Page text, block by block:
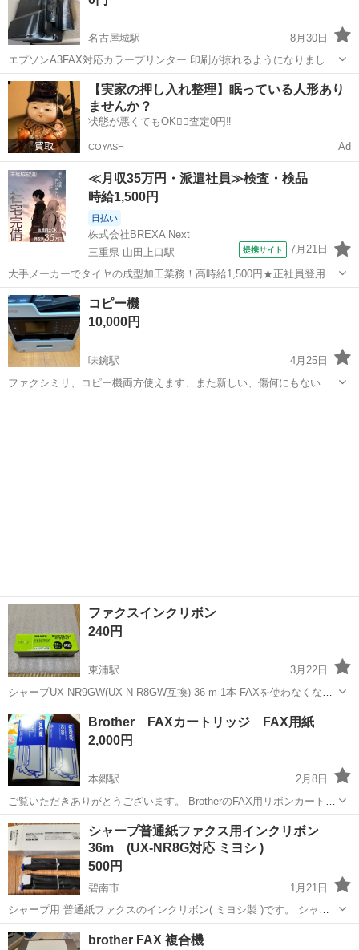
名古屋城駅
8月30日
エプソンA3FAX対応カラープリンター 印刷が掠れるようになりまし
た。 他は問題なく使えますが、ノークレームノーリターンでお願い致
します。
愛知 名古屋市 名古屋城駅 電話、ＦＡＸ エプソン
【実家の押し入れ整理】眠っている人形あり
ませんか？
状態が悪くてもOK🙆‍♀️査定0円‼️
COYASH Ad
≪月収35万円・派遣社員≫検査・検品
時給1,500円
日払い
株式会社BREXA Next
三重県 山田上口駅
提携サイト 7月21日
大手メーカーでタイヤの成型加工業務！高時給1,500円★正社員登用制
度あり！ワンルーム寮完備！マイカー通勤OK！無料駐車場あり！《三
重県伊勢市》 人気の工場のお仕事 ◇タイヤの製造◇ トラック・バ
ス・RV車用を中心とした...
三重 伊勢市 山田上口駅
コピー機
10,000円
味鋺駅
4月25日
ファクシミリ、コピー機両方使えます、また新しい、傷何にもない、
ファクスインクリボン
240円
東浦駅
3月22日
シャープUX-NR9GW(UX-N R8GW互換) 36 m 1本 FAXを使わなくなっ
たので出品します。 格安でいかがでしょうか？ 手渡しでお願いします
3\22値下げしました。
愛知 知多郡 電話、ＦＡＸ
Brother FAXカートリッジ FAX用紙
2,000円
本郷駅
2月8日
ご覧いただきありがとうございます。 BrotherのFAX用リボンカートリ
ッジ 2本 FAX用紙です。 FAXを使わなくなったので、どなたかお使
いいただける方に。 対応機種はたくさんあるので、該当される方はた
くさんいると...
愛知 名古屋市 本郷駅 電話、ＦＡＸ FAX
シャープ普通紙ファクス用インクリボン
36m (UX-NR8G対応 ミヨシ )
500円
碧南市
1月21日
シャープ用 普通紙ファクスのインクリボン( ミヨシ製 )です。 シャー
プ純正品番 UX-NR8G (1本入り) / UX-NR8GW(2本入り) の交換
愛知 碧南市 電話、ＦＡＸ シャープ
brother FAX 複合機